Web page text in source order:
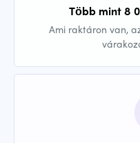
Több mint 8
Ami raktáron van,